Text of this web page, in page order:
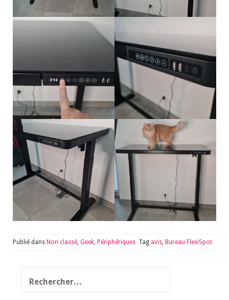
Publié dans Non classé, Geek, Périphériques Tag avis, Bureau FlexiSpot